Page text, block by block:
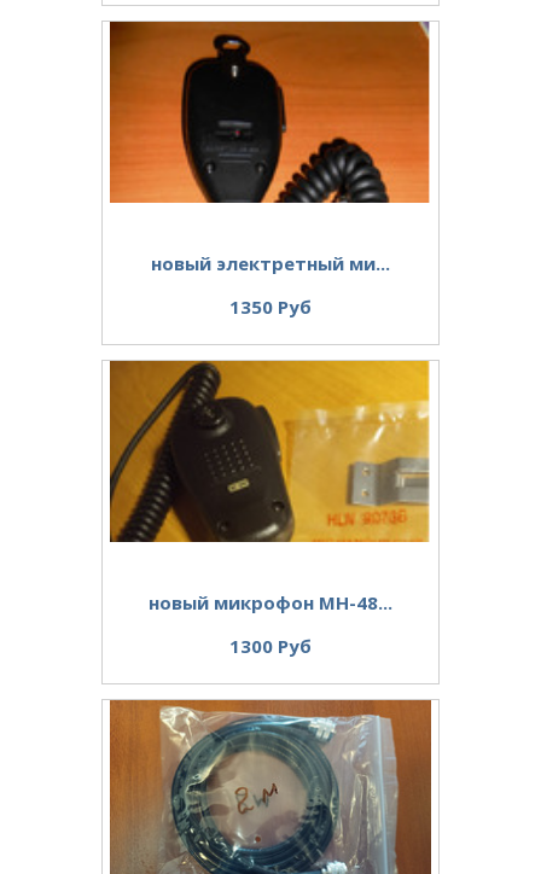
новый электретный ми...
1350 Руб
новый микрофон MH-48...
1300 Руб